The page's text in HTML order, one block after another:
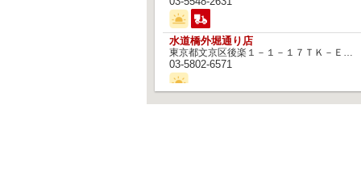
水道橋外堀通り店
東京都文京区後楽１－１－１７ＴＫ－ＥＡＳＴビル
03-5802-6571
神田末広町店